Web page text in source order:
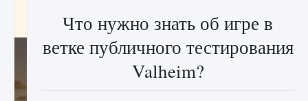
9 августа 2024 2 511 0
Что нужно знать об игре в
ветке публичного тестирования
Valheim?